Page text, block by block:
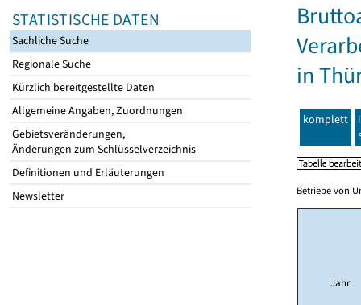
STATISTISCHE DATEN
Sachliche Suche
Regionale Suche
Kürzlich bereitgestellte Daten
Allgemeine Angaben, Zuordnungen
Gebietsveränderungen,
Änderungen zum Schlüsselverzeichnis
Definitionen und Erläuterungen
Newsletter
in
komplett
Betriebe von
Jahr